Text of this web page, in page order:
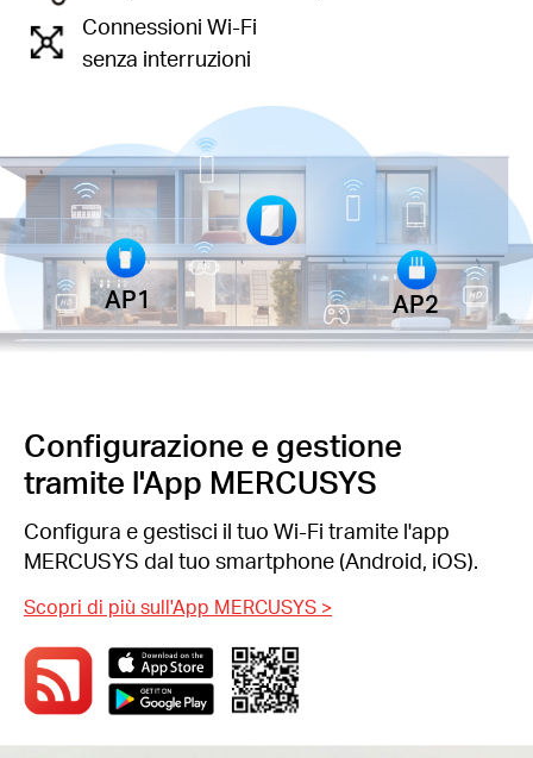
Connessioni Wi-Fi
senza interruzioni
AP1 AP2
Configurazione e gestione
tramite l'App MERCUSYS
Configura e gestisci il tuo Wi-Fi tramite l'app
MERCUSYS dal tuo smartphone (Android, iOS).
Scopri di più sull'App MERCUSYS >